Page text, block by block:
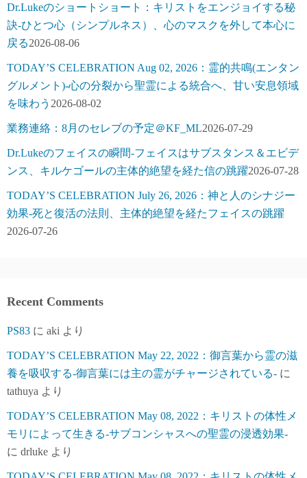
Dr.Lukeのショートショート：キリストをエンジョイする秘
訣-ひとつ心（シンプルネス）、心のマスクを外して本心に
戻る2026-08-06
TODAY’S CELEBRATION Aug 02, 2026：霊的共鳴(エンタン
グルメント)-心の分裂から聖霊による統合へ、甘い安息領域
を味わう 2026-08-02
業務連絡：8月のセレブの予定＠KF_ML2026-07-29
Dr.Lukeのフェイスの瞬間-フェイスはサブスタンス＆エビデ
ンス、キルケゴールの主体的絶望を経た信の跳躍2026-07-28
TODAY’S CELEBRATION July 26, 2026：神と人のシナジー
効果-死と復活の法則、主体的絶望を経たフェイスの跳躍
2026-07-26
Recent Comments
PS83 に aki より
TODAY’S CELEBRATION May 22, 2022：御言葉から霊の滋
養を吸収する-御言葉には主の霊がチャージされている- に
tathuya より
TODAY’S CELEBRATION May 08, 2022：キリストの体性メ
モリによって生きる-サブコンシャスへの聖霊の浸透効果-
に drluke より